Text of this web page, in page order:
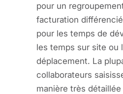
pour un
facturation
pour les temps de
les temps sur site ou
déplacement. La
collaborateurs
manière très